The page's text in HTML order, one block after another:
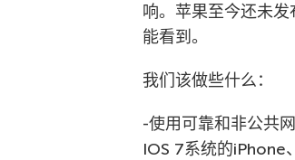
响。苹果至今还未
能看到。
我们该做些什么：
-使用可靠和非公共
IOS 7系统的iPhone